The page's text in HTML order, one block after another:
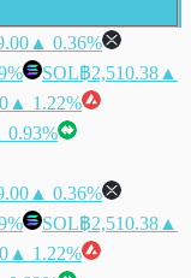
▲ 0.36%
SOL฿2,510.38 ▲
▲ 1.22%
0.93%
▲ 0.36%
SOL฿2,510.38 ▲
▲ 1.22%